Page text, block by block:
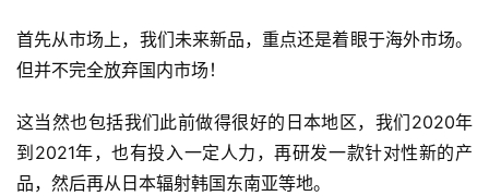
首
页
首先从市场上，我们未来新品，重点还是着眼于海外市场。
但并不完全放弃国内市场！
这当然也包括我们此前做得很好的日本地区，我们2020年
到2021年，也有投入一定人力，再研发一款针对性新的产
品，然后再从日本辐射韩国东南亚等地。